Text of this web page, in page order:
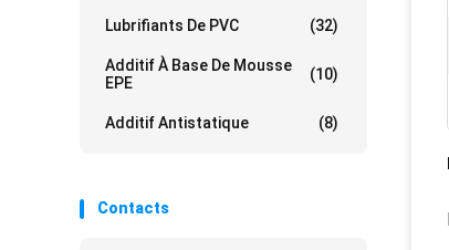
Lubrifiants De PVC (32)
Additif À Base De Mousse
EPE
(10)
Additif Antistatique (8)
Contacts